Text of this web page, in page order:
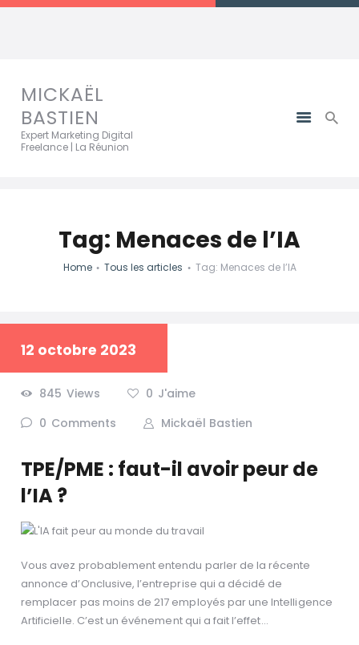
MICKAËL
BASTIEN
Expert Marketing Digital
Freelance | La Réunion
Tag: Menaces de l’IA
Home Tous les articles Tag: Menaces de l’IA
12 octobre 2023
845 Views 0 J'aime
0 Comments Mickaël Bastien
TPE/PME : faut-il avoir peur de
l’IA ?
Vous avez probablement entendu parler de la récente
annonce d’Onclusive, l’entreprise qui a décidé de
remplacer pas moins de 217 employés par une Intelligence
Artificielle. C’est un événement qui a fait l’effet…